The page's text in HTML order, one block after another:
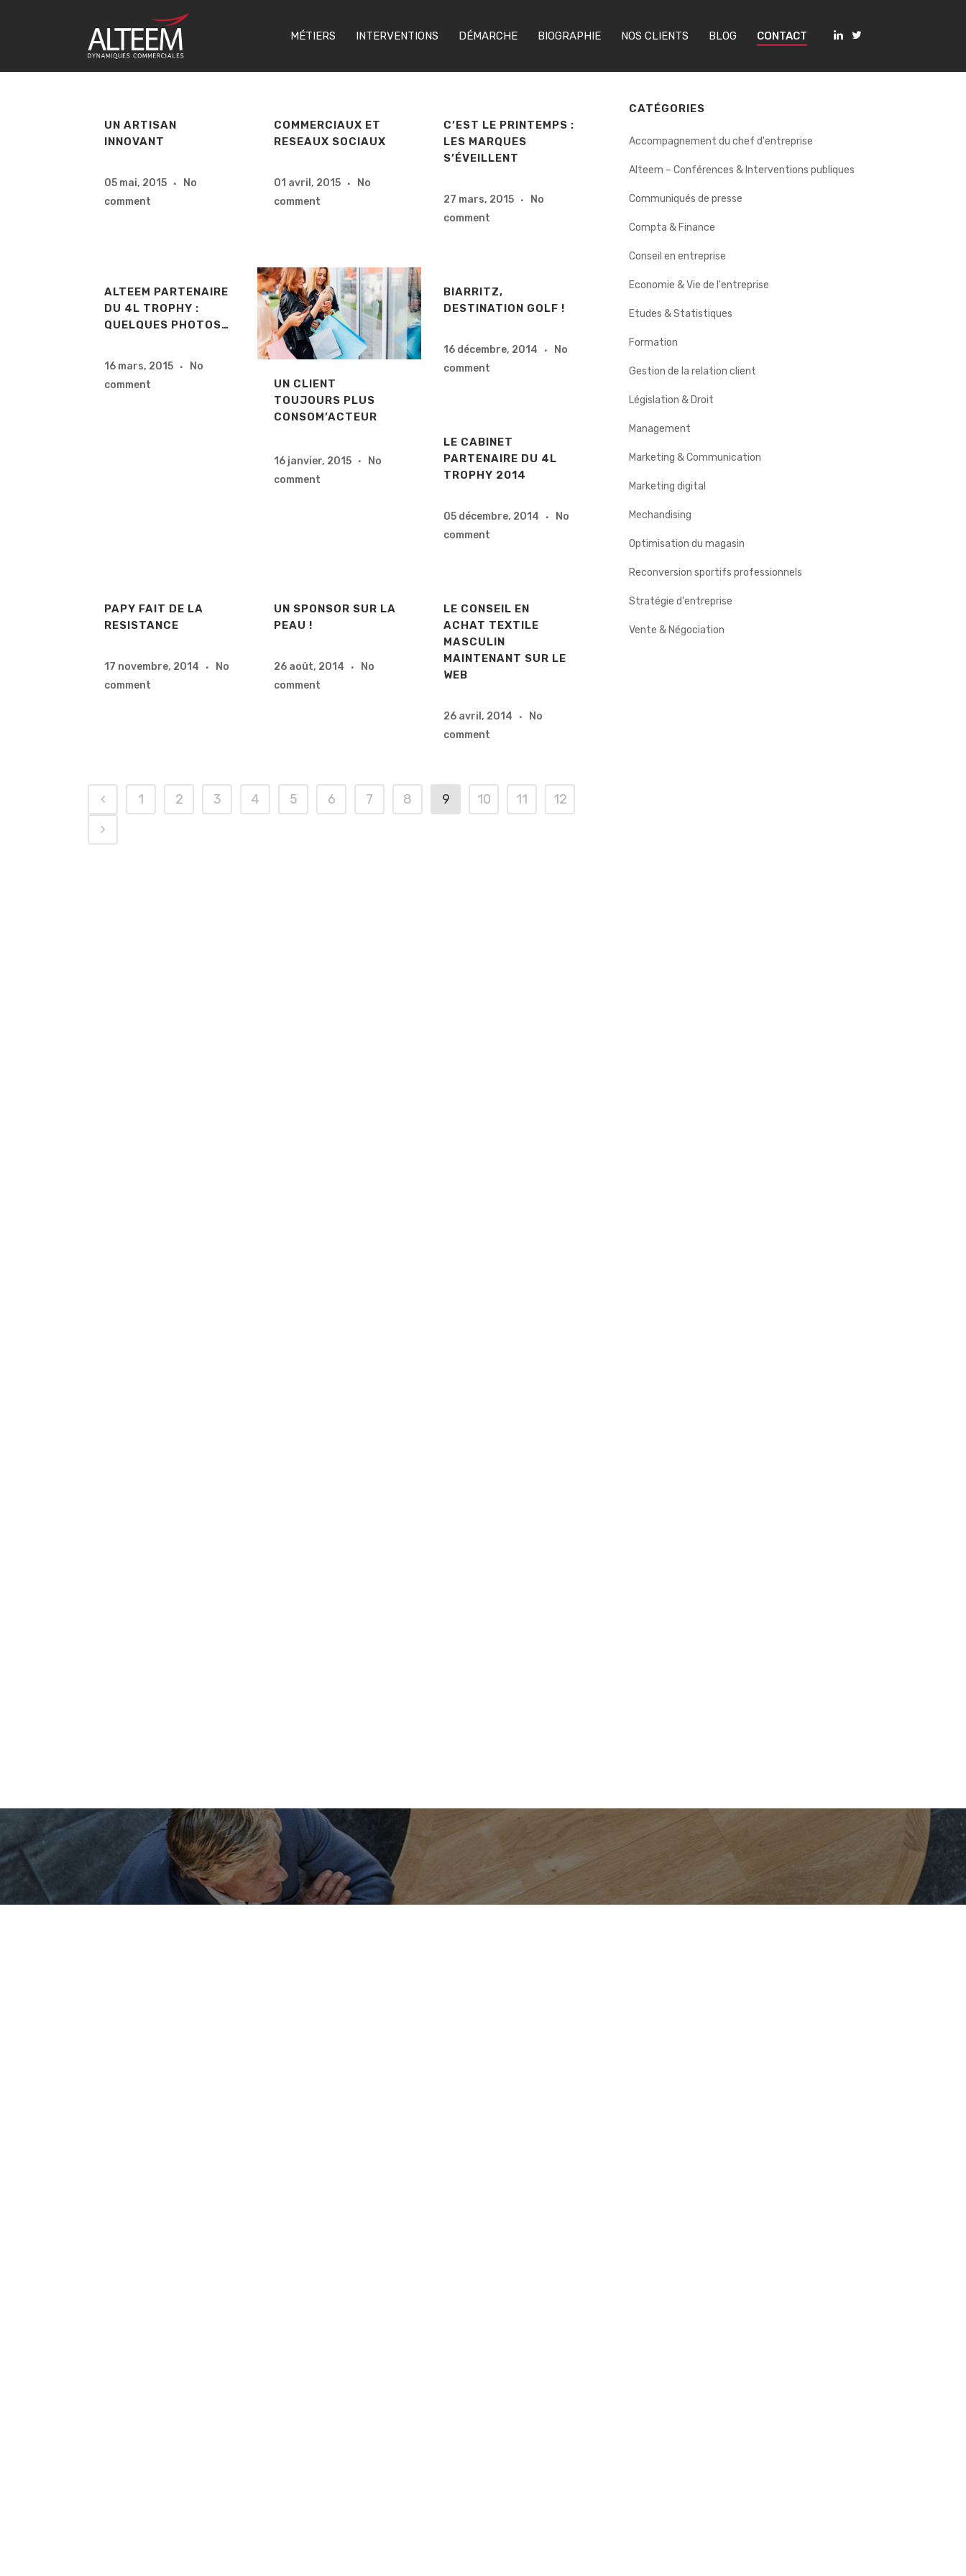
MÉTIERS INTERVENTIONS DÉMARCHE BIOGRAPHIE NOS CLIENTS BLOG CONTACT
UN ARTISAN
INNOVANT
05 mai, 2015
No
comment
COMMERCIAUX ET
RESEAUX SOCIAUX
01 avril, 2015
No
comment
C’EST LE PRINTEMPS :
LES MARQUES
S’ÉVEILLENT
27 mars, 2015
No
comment
ALTEEM PARTENAIRE
DU 4L TROPHY :
QUELQUES PHOTOS…
16 mars, 2015
No
comment
UN CLIENT
TOUJOURS PLUS
CONSOM’ACTEUR
16 janvier, 2015
No
comment
BIARRITZ,
DESTINATION GOLF !
16 décembre, 2014
No
comment
LE CABINET
PARTENAIRE DU 4L
TROPHY 2014
05 décembre, 2014
No
comment
PAPY FAIT DE LA
RESISTANCE
17 novembre, 2014
No
comment
UN SPONSOR SUR LA
PEAU !
26 août, 2014
No
comment
LE CONSEIL EN
ACHAT TEXTILE
MASCULIN
MAINTENANT SUR LE
WEB
26 avril, 2014
No
comment
1 2 3 4 5 6 7 8 9 10 11 12
CATÉGORIES
Accompagnement du chef d'entreprise
Alteem – Conférences & Interventions publiques
Communiqués de presse
Compta & Finance
Conseil en entreprise
Economie & Vie de l'entreprise
Etudes & Statistiques
Formation
Gestion de la relation client
Législation & Droit
Management
Marketing & Communication
Marketing digital
Mechandising
Optimisation du magasin
Reconversion sportifs professionnels
Stratégie d'entreprise
Vente & Négociation